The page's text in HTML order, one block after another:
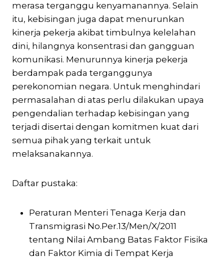
merasa terganggu kenyamanannya. Selain
itu, kebisingan juga dapat menurunkan
kinerja pekerja akibat timbulnya kelelahan
dini, hilangnya konsentrasi dan gangguan
komunikasi. Menurunnya kinerja pekerja
berdampak pada terganggunya
perekonomian negara. Untuk menghindari
permasalahan di atas perlu dilakukan upaya
pengendalian terhadap kebisingan yang
terjadi disertai dengan komitmen kuat dari
semua pihak yang terkait untuk
melaksanakannya.
Daftar pustaka:
Peraturan Menteri Tenaga Kerja dan
Transmigrasi No.Per.13/Men/X/2011
tentang Nilai Ambang Batas Faktor Fisika
dan Faktor Kimia di Tempat Kerja